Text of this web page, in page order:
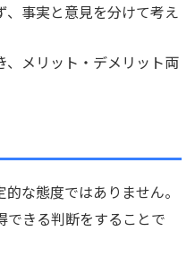
事実と意見を分けて考え
メリット・デメリット両
な態度ではありません。
できる判断をすることで